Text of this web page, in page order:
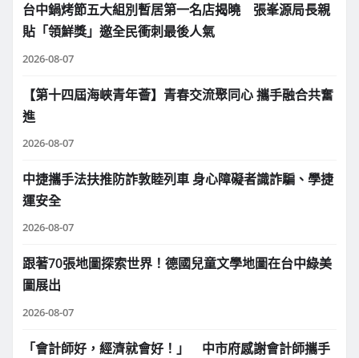
台中鍋烤節五大組別暫居第一名店揭曉 張峯源局長親
貼「領鮮獎」邀全民衝刺最後人氣
2026-08-07
【第十四屆海峽青年薈】青春交流聚同心 攜手融合共奮
進
2026-08-07
中捷攜手法扶推防詐敦睦列車 身心障礙者識詐騙、學捷
運安全
2026-08-07
跟著70張地圖探索世界！德國兒童文學地圖在台中綠美
圖展出
2026-08-07
「會計師好，經濟就會好！」 中市府感謝會計師攜手